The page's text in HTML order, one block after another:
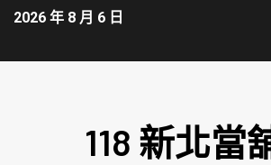
2026 年 8 月 6 日
118 新北當